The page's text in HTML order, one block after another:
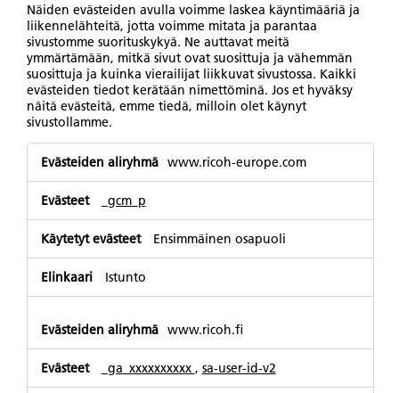
Näiden evästeiden avulla voimme laskea käyntimääriä ja
liikennelähteitä, jotta voimme mitata ja parantaa
sivustomme suorituskykyä. Ne auttavat meitä
ymmärtämään, mitkä sivut ovat suosittuja ja vähemmän
suosittuja ja kuinka vierailijat liikkuvat sivustossa. Kaikki
evästeiden tiedot kerätään nimettöminä. Jos et hyväksy
näitä evästeitä, emme tiedä, milloin olet käynyt
sivustollamme.
Suorituskykyevästeetwww.ricoh-europe.com
_gcm_p
Ensimmäinen osapuoli
Istunto
www.ricoh.fi
_ga_xxxxxxxxxx , sa-user-id-v2